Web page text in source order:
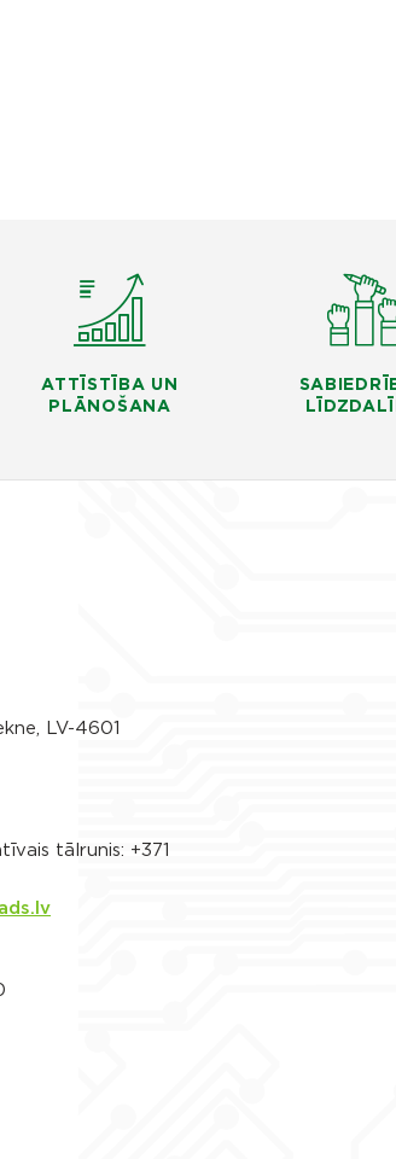
ATTĪSTĪBA UN
PLĀNOŠANA
LV-4601
tālrunis: +371